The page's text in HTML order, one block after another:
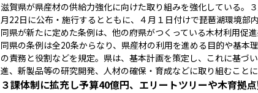
滋賀県が県産材の供給力強化に向けた取り組みを強化している。
月22日に公布・施行するとともに、４月１日付けで琵琶湖環境部
同県が新たに定めた条例は、他の府県がつくっている木材利用促
同県の条例は全20条からなり、県産材の利用を進める目的や基本
の責務と役割などを規定。県は、基本計画を策定し、これに基づ
進、新製品等の研究開発、人材の確保・育成などに取り組むことに
３課体制に拡充し予算40億円、エリートツリーや木育拠